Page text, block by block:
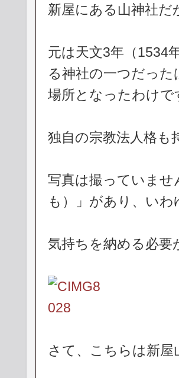
新屋にある山神社だ
元は天文3年（1534
る神社の一つだっ
場所となったわけで
独自の宗教法人格も
写真は撮っていませ
も）」があり、い
気持ちを納める必要
さて、こちらは新